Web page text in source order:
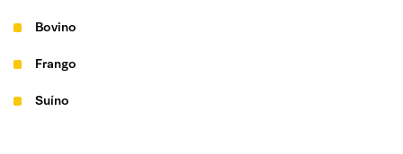
Bovino
Frango
Suíno